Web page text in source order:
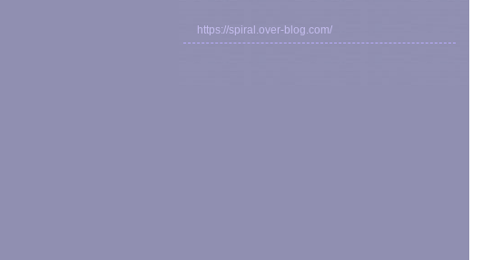
https://spiral.over-blog.com/